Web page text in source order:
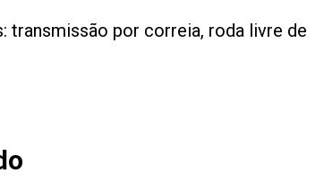
transmissão por correia, roda livre de